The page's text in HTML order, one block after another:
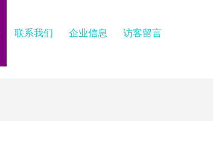
联系我们 企业信息 访客留言